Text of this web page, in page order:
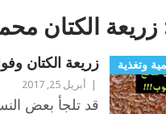
زريعة الكتان
وتغذية زريعة الكتان
أبريل 25, 2017
قد تلجأ بعض